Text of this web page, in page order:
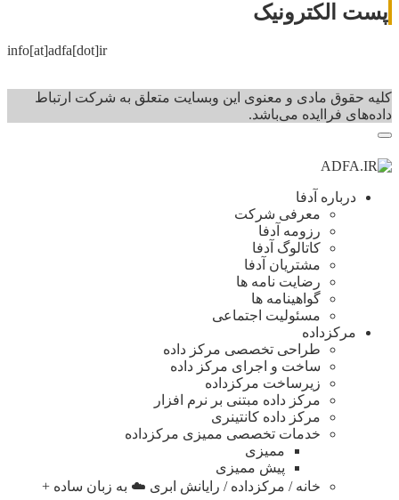
پست الکترونیک
info[at]adfa[dot]ir
کلیه حقوق مادی و معنوی این وبسایت متعلق به شرکت ارتباط
داده‌های فرا‌ایده می‌باشد.
درباره آدفا
معرفی شرکت
رزومه آدفا
کاتالوگ آدفا
مشتریان آدفا
رضایت نامه ها
گواهینامه ها
مسئولیت اجتماعی
مرکزداده
طراحی تخصصی مرکز داده
ساخت و اجرای مرکز داده
زیرساخت مرکزداده
مرکز داده مبتنی بر نرم افزار
مرکز داده کانتینری
خدمات تخصصی ممیزی مرکزداده
ممیزی
پیش ممیزی
خانه / مرکزداده / رایانش ابری ☁️ به زبان ساده +